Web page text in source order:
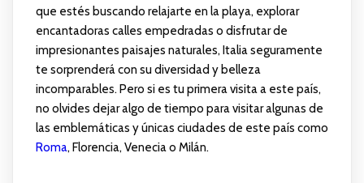
que estés buscando relajarte en la playa, explorar
encantadoras calles empedradas o disfrutar de
impresionantes paisajes naturales, Italia seguramente
te sorprenderá con su diversidad y belleza
incomparables. Pero si es tu primera visita a este país,
no olvides dejar algo de tiempo para visitar algunas de
las emblemáticas y únicas ciudades de este país como
Roma, Florencia, Venecia o Milán.